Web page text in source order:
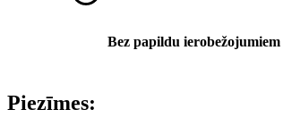
Bez papildu ierobežojumiem
Piezīmes: